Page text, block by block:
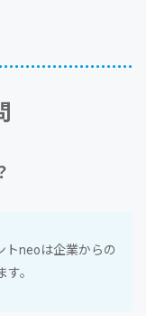
トneoは企業からの
。